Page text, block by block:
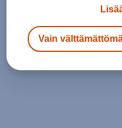
Vain